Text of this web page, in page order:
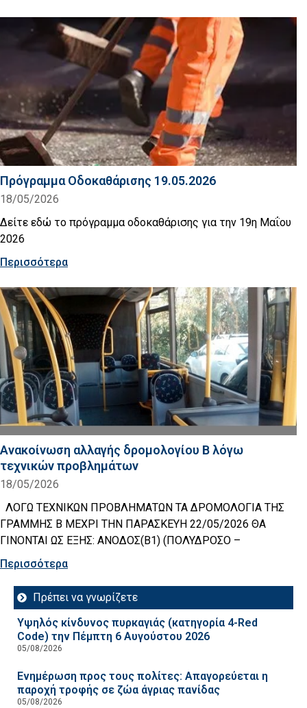
Πρόγραμμα Οδοκαθάρισης 19.05.2026
18/05/2026
Δείτε εδώ το πρόγραμμα οδοκαθάρισης για την 19η Μαΐου
2026
Περισσότερα
Ανακοίνωση αλλαγής δρομολογίου Β λόγω
τεχνικών προβλημάτων
18/05/2026
ΛΟΓΩ ΤΕΧΝΙΚΩΝ ΠΡΟΒΛΗΜΑΤΩΝ ΤΑ ΔΡΟΜΟΛΟΓΙΑ ΤΗΣ
ΓΡΑΜΜΗΣ Β ΜΕΧΡΙ ΤΗΝ ΠΑΡΑΣΚΕΥΗ 22/05/2026 ΘΑ
ΓΙΝΟΝΤΑΙ ΩΣ ΕΞΗΣ: ΑΝΟΔΟΣ(Β1) (ΠΟΛΥΔΡΟΣΟ –
Περισσότερα
Πρέπει να γνωρίζετε
Υψηλός κίνδυνος πυρκαγιάς (κατηγορία 4-Red
Code) την Πέμπτη 6 Αυγούστου 2026
05/08/2026
Ενημέρωση προς τους πολίτες: Απαγορεύεται η
παροχή τροφής σε ζώα άγριας πανίδας
05/08/2026